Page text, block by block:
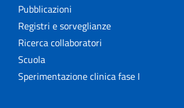
Pubblicazioni
Registri e sorveglianze
Ricerca collaboratori
Scuola
Sperimentazione clinica fase I